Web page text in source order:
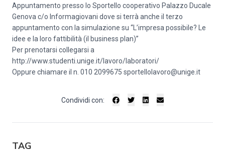
Appuntamento presso lo Sportello cooperativo Palazzo Ducale
Genova c/o Informagiovani dove si terrà anche il terzo
appuntamento con la simulazione su “L’impresa possibile? Le
idee e la loro fattibilità (il business plan)”
Per prenotarsi collegarsi a
http://www.studenti.unige.it/lavoro/laboratori/
Oppure chiamare il n. 010 2099675 sportellolavoro@unige.it
Condividi con:
TAG